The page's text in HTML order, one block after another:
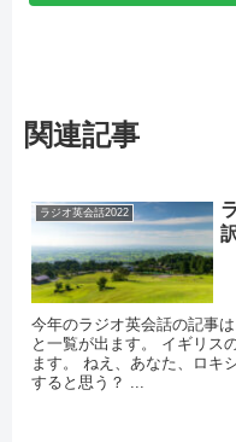
関連記事
ラジオ英会話2022
今年のラジオ英会話の記事
と一覧が出ます。 イギリス
ます。 ねえ、あなた、ロキ
すると思う？ ...